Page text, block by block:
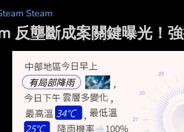
Steam
反壟斷成案關鍵曝光！